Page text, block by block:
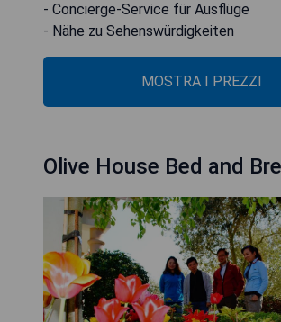
- Concierge-Service für Ausflüge
- Nähe zu Sehenswürdigkeiten
MOSTRA I PREZZI
Olive House Bed and